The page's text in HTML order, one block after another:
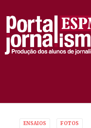
ENSAIOS FOTOS